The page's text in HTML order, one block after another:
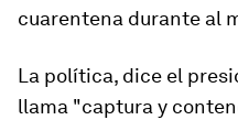
cuarentena durante al
La política, dice el
llama "captura y